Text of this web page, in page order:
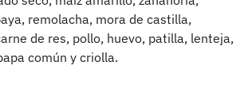
remolacha, mora de castilla,
de res, pollo, huevo, patilla, lenteja,
común y criolla.